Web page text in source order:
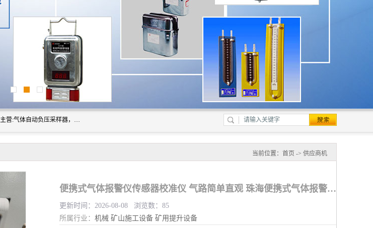
山东振达工矿设备有限公司是集科研开发、生产加工、电子商务为一体的技术型企业,公司主营:气体自动负压采样器，矿灯,光干涉甲烷测定器及其校验仪,甲烷报警仪及其校验装置,甲烷传感器校验装置,粉尘校验装置,煤尘爆炸校验装置,高压水表,三点测径规,圆型规,钢规磨耗仪,第四种检查器,内距尺,轮径尺,样板等铁路配件仪表,矿用设备等产品.
当前位置： 首页 -> 供应商机
便携式气体报警仪传感器校准仪 气路简单直观 珠海便携式气体报警仪传感器校准仪厂家
更新时间：2026-08-08 浏览数：85
所属行业： 机械 矿山施工设备 矿用提升设备